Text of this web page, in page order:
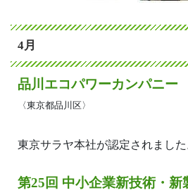
4月
品川エコパワーカンパニー
〈東京都品川区〉
東京サラヤ本社が認定されました
第25回 中小企業新技術・新